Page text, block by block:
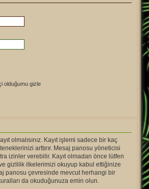
olduğumu gizle
olmalısınız. Kayıt işlemi sadece bir kaç
arttırır. Mesaj panosu yöneticisi
izinler verebilir. Kayıt olmadan önce lütfen
ve gizlilik ilkelerimizi okuyup kabul ettiğinize
panosu çevresinde mevcut herhangi bir
da okuduğunuza emin olun.